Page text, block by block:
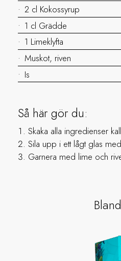
2 cl Kokossyrup
1 cl Grädde
1 Limeklyfta
Muskot, riven
Is
Så här gör du:
Skaka alla ingredienser
Sila upp i ett lågt glas
Garnera med lime och